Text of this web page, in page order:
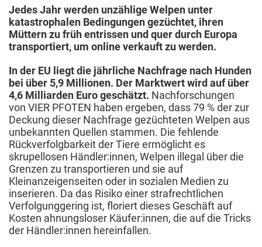
Jedes Jahr werden unzählige Welpen unter
katastrophalen Bedingungen gezüchtet, ihren
Müttern zu früh entrissen und quer durch Europa
transportiert, um online verkauft zu werden.
In der EU liegt die jährliche Nachfrage nach Hunden
bei über 5,9 Millionen. Der Marktwert wird auf über
4,6 Milliarden Euro geschätzt. Nachforschungen
von VIER PFOTEN haben ergeben, dass 79 % der zur
Deckung dieser Nachfrage gezüchteten Welpen aus
unbekannten Quellen stammen. Die fehlende
Rückverfolgbarkeit der Tiere ermöglicht es
skrupellosen Händler:innen, Welpen illegal über die
Grenzen zu transportieren und sie auf
Kleinanzeigenseiten oder in sozialen Medien zu
inserieren. Da das Risiko einer strafrechtlichen
Verfolgunggering ist, floriert dieses Geschäft auf
Kosten ahnungsloser Käufer:innen, die auf die Tricks
der Händler:innen hereinfallen.